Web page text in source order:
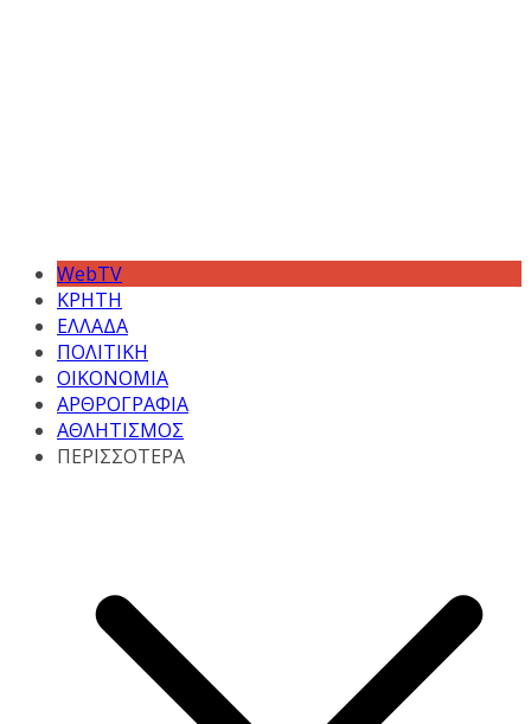
WebTV
ΚΡΗΤΗ
ΕΛΛΑΔΑ
ΠΟΛΙΤΙΚΗ
ΟΙΚΟΝΟΜΙΑ
ΑΡΘΡΟΓΡΑΦΙΑ
ΑΘΛΗΤΙΣΜΟΣ
ΠΕΡΙΣΣΟΤΕΡΑ